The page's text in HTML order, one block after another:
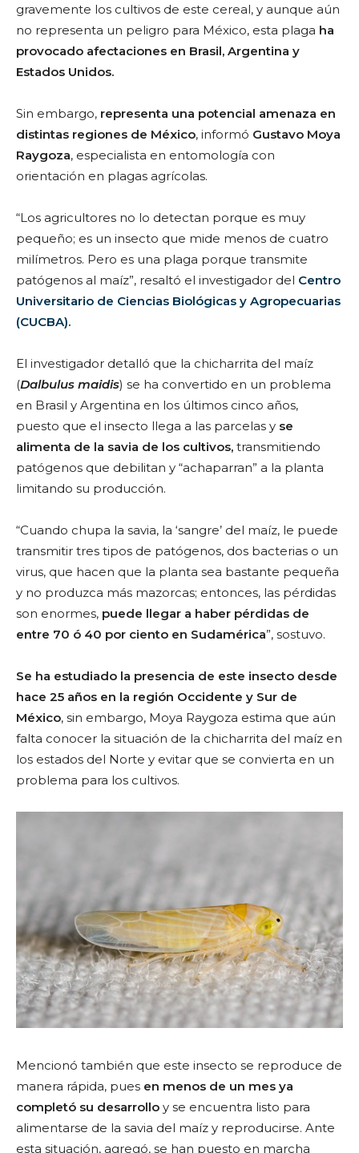
gravemente los cultivos de este cereal, y aunque aún
no representa un peligro para México, esta plaga ha
provocado afectaciones en Brasil, Argentina y
Estados Unidos.
Sin embargo, representa una potencial amenaza en
distintas regiones de México, informó Gustavo Moya
Raygoza, especialista en entomología con
orientación en plagas agrícolas.
“Los agricultores no lo detectan porque es muy
pequeño; es un insecto que mide menos de cuatro
milímetros. Pero es una plaga porque transmite
patógenos al maíz”, resaltó el investigador del Centro
Universitario de Ciencias Biológicas y Agropecuarias
(CUCBA).
El investigador detalló que la chicharrita del maíz
(Dalbulus maidis) se ha convertido en un problema
en Brasil y Argentina en los últimos cinco años,
puesto que el insecto llega a las parcelas y se
alimenta de la savia de los cultivos, transmitiendo
patógenos que debilitan y “achaparran” a la planta
limitando su producción.
“Cuando chupa la savia, la ‘sangre’ del maíz, le puede
transmitir tres tipos de patógenos, dos bacterias o un
virus, que hacen que la planta sea bastante pequeña
y no produzca más mazorcas; entonces, las pérdidas
son enormes, puede llegar a haber pérdidas de
entre 70 ó 40 por ciento en Sudamérica”, sostuvo.
Se ha estudiado la presencia de este insecto desde
hace 25 años en la región Occidente y Sur de
México, sin embargo, Moya Raygoza estima que aún
falta conocer la situación de la chicharrita del maíz en
los estados del Norte y evitar que se convierta en un
problema para los cultivos.
Mencionó también que este insecto se reproduce de
manera rápida, pues en menos de un mes ya
completó su desarrollo y se encuentra listo para
alimentarse de la savia del maíz y reproducirse. Ante
esta situación, agregó, se han puesto en marcha